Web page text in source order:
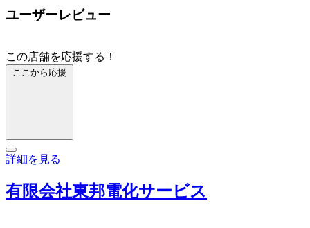
ユーザーレビュー
この店舗を応援する！
ここから応援
詳細を見る
有限会社東邦電化サービス